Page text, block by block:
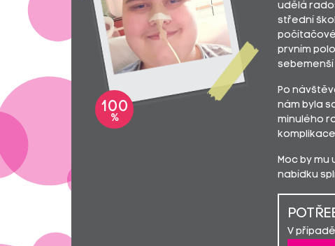
100
%
udělá
střední
počítačové
prvním
sebemenší
Po
nám byla
minulého
Moc by
nabídku
V